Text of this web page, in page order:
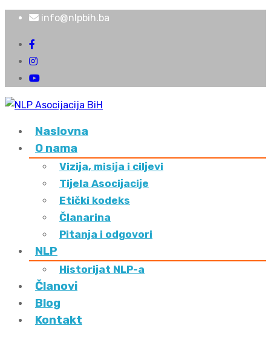
info@nlpbih.ba
Naslovna
O nama
Vizija, misija i ciljevi
Tijela Asocijacije
Etički kodeks
Članarina
Pitanja i odgovori
NLP
Historijat NLP-a
Članovi
Blog
Kontakt